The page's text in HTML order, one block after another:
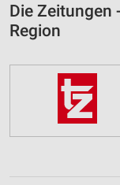
Die Zeitungen
Region